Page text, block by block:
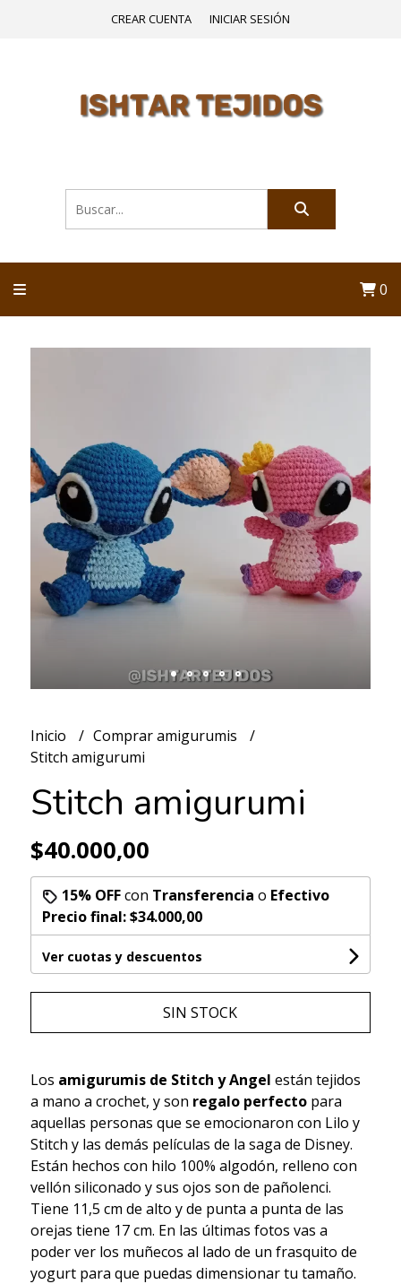
CREAR CUENTA INICIAR SESIÓN
0
Inicio
Comprar amigurumis
Stitch amigurumi
Stitch amigurumi
$40.000,00
15% OFFcon Transferencia o Efectivo
Precio final:$34.000,00
Ver cuotas y descuentos
SIN STOCK
Los amigurumis de Stitch y Angel están tejidos
a mano a crochet, y son regalo perfectopara
aquellas personas que se emocionaron con Lilo y
Stitch y las demás películas de la saga de Disney.
Están hechos con hilo 100% algodón, relleno con
vellón siliconado y sus ojos son de pañolenci.
Tiene 11,5 cm de alto y de punta a punta de las
orejas tiene 17 cm. En las últimas fotos vas a
poder ver los muñecos al lado de un frasquito de
yogurt para que puedas dimensionar tu tamaño.